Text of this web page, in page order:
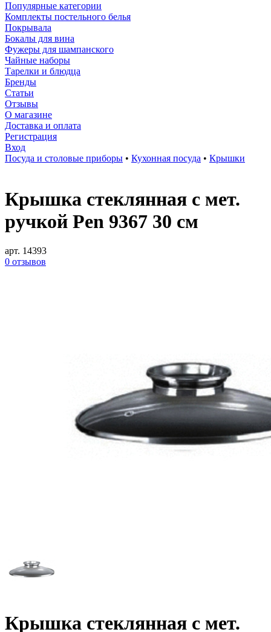
Популярные категории
Комплекты постельного белья
Покрывала
Бокалы для вина
Фужеры для шампанского
Чайные наборы
Тарелки и блюдца
Бренды
Статьи
Отзывы
О магазине
Доставка и оплата
Регистрация
Вход
Посуда и столовые приборы • Кухонная посуда • Крышки
Крышка стеклянная c мет.
ручкой Pen 9367 30 см
арт. 14393
0 отзывов
Крышка стеклянная c мет.